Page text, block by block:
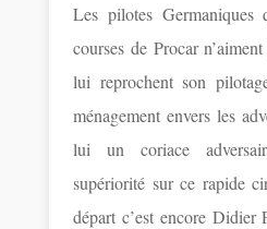
Les pilotes
courses de Procar
lui reprochent son
ménagement envers les
lui un coriace
supériorité sur ce rapide
départ c’est encore